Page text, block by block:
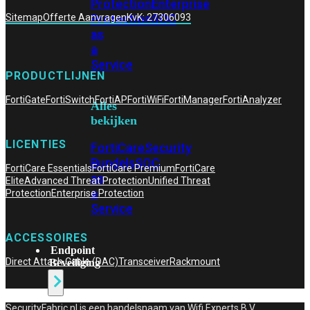
ProtectionEnterprise
ProtectionSOC
as
a
Service
Alles
bekijken
FortiCareSecurity
BundelsSOC
as
a
Service
Endpoint
Beveiliging
SitemapOfferte AanvragenKvK: 27306093
PRODUCTLIJNEN
FortiGateFortiSwitchFortiAPFortiWiFiFortiManagerFortiAnalyzer
LICENTIES
FortiCare EssentialsFortiCare PremiumFortiCare
EliteAdvanced Threat ProtectionUnified Threat
ProtectionEnterprise Protection
ACCESSOIRES
Direct Attach Cable (DAC)TransceiverRackmount